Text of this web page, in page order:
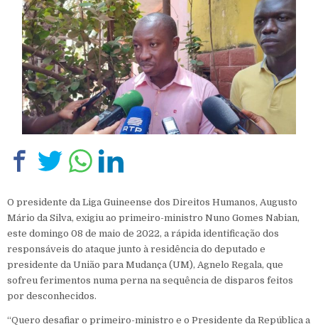
O presidente da Liga Guineense dos Direitos Humanos, Augusto
Mário da Silva, exigiu ao primeiro-ministro Nuno Gomes Nabian,
este domingo 08 de maio de 2022, a rápida identificação dos
responsáveis do ataque junto à residência do deputado e
presidente da União para Mudança (UM), Agnelo Regala, que
sofreu ferimentos numa perna na sequência de disparos feitos
por desconhecidos.
“Quero desafiar o primeiro-ministro e o Presidente da República a